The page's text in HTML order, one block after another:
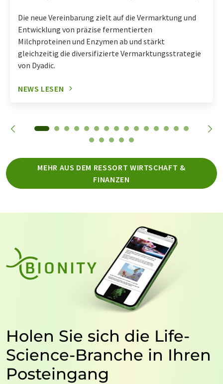
Die neue Vereinbarung zielt auf die Vermarktung und
Entwicklung von präzise fermentierten
Milchproteinen und Enzymen ab und stärkt
gleichzeitig die diversifizierte Vermarktungsstrategie
von Dyadic.
NEWS LESEN
MEHR AUS DEM RESSORT WIRTSCHAFT &
FINANZEN
Holen Sie sich die Life-
Science-Branche in Ihren
Posteingang